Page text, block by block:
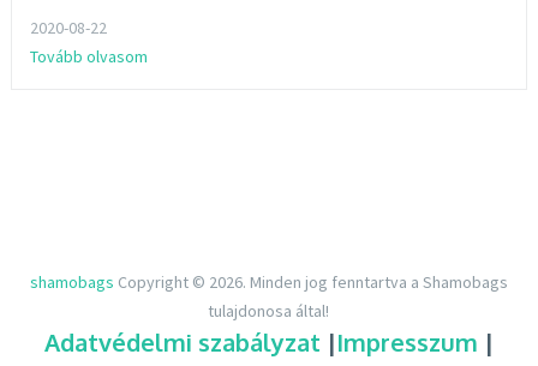
2020-08-22
Tovább olvasom
shamobags Copyright © 2026. Minden jog fenntartva a Shamobags
tulajdonosa által!
Adatvédelmi szabályzat |Impresszum |